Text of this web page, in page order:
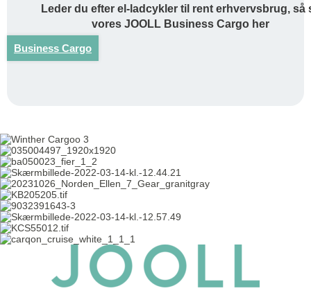
Leder du efter el-ladcykler til rent erhvervsbrug, så
vores JOOLL Business Cargo her
Business Cargo